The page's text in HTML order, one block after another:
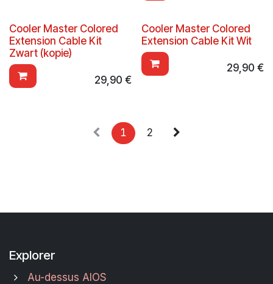
Cooler Master Colored
Extension Cable Kit
Zwart (kopie)
29,90 €
Cooler Master Colored
Extension Cable Kit Wit
29,90 €
1 2
Explorer
Au-dessus AIOS